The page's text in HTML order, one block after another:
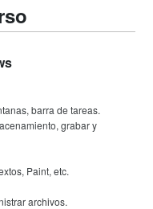
barra de tareas.
grabar y
Paint, etc.
archivos.